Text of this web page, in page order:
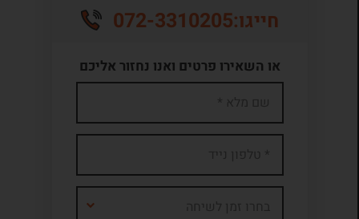
חייגו:072-3310205
או השאירו פרטים ואנו נחזור אליכם